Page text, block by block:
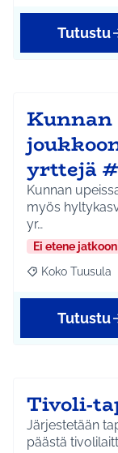
Tutustu
yrttejä
Kunnan
myös
yr…
Ei etene jatkoon
Rajaa tulokset
Koko Tuusula
Tutustu
Tivoli-
Järjestetään
päästä